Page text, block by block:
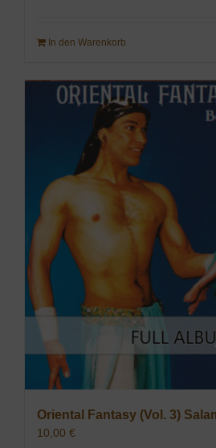
In den Warenkorb
Oriental Fantasy (Vol. 3)
10,00 €